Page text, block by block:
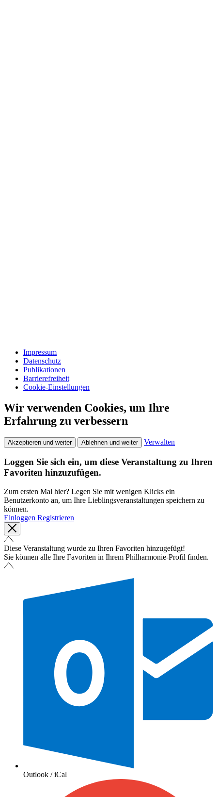
Impressum
Datenschutz
Publikationen
Barrierefreiheit
Cookie-Einstellungen
Wir verwenden Cookies, um Ihre
Erfahrung zu verbessern
Akzeptieren und weiter Ablehnen und weiter Verwalten
Loggen Sie sich ein, um diese Veranstaltung zu Ihren
Favoriten hinzuzufügen.
Zum ersten Mal hier? Legen Sie mit wenigen Klicks ein
Benutzerkonto an, um Ihre Lieblingsveranstaltungen speichern zu
können.
Einloggen Registrieren
Diese Veranstaltung wurde zu Ihren Favoriten hinzugefügt!
Sie können alle Ihre Favoriten in Ihrem Philharmonie-Profil finden.
Outlook / iCal